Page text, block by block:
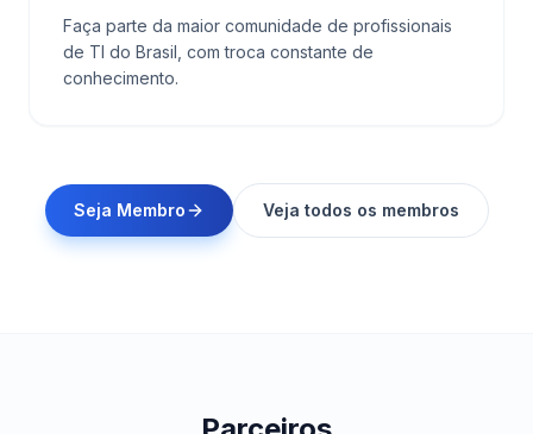
Faça parte da maior comunidade de profissionais
de TI do Brasil, com troca constante de
conhecimento.
Seja Membro Veja todos os membros